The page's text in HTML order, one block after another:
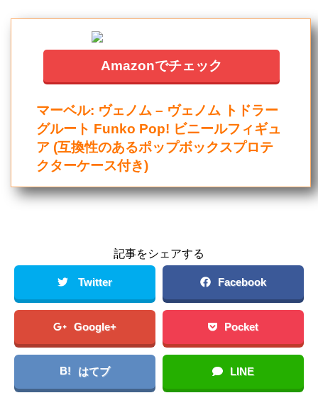
Amazonでチェック
マーベル: ヴェノム – ヴェノム トドラー
グルート Funko Pop! ビニールフィギュ
ア (互換性のあるポップボックスプロテ
クターケース付き)
記事をシェアする
Twitter Facebook
Google+ Pocket
B! はてブ LINE